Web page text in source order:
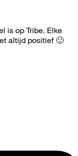
is op Tribe. Elke
altijd positief 🙂